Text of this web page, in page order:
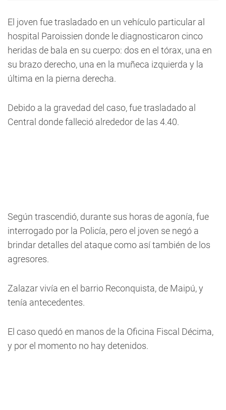
El joven fue trasladado en un vehículo particular al
hospital Paroissien donde le diagnosticaron cinco
heridas de bala en su cuerpo: dos en el tórax, una en
su brazo derecho, una en la muñeca izquierda y la
última en la pierna derecha.
Debido a la gravedad del caso, fue trasladado al
Central donde falleció alrededor de las 4.40.
Según trascendió, durante sus horas de agonía, fue
interrogado por la Policía, pero el joven se negó a
brindar detalles del ataque como así también de los
agresores.
Zalazar vivía en el barrio Reconquista, de Maipú, y
tenía antecedentes.
El caso quedó en manos de la Oficina Fiscal Décima,
y por el momento no hay detenidos.